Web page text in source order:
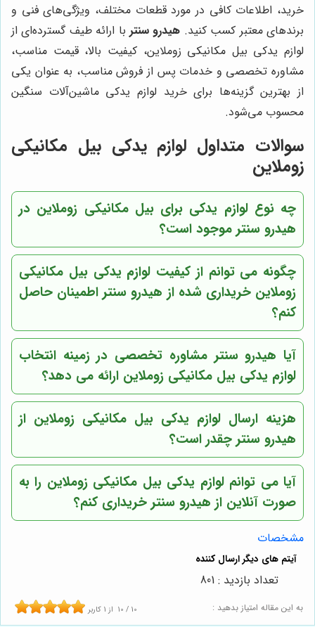
خرید، اطلاعات کافی در مورد قطعات مختلف، ویژگی‌های فنی و
برندهای معتبر کسب کنید. هیدرو سنتر با ارائه طیف گسترده‌ای از
لوازم یدکی بیل مکانیکی زوملاین، کیفیت بالا، قیمت مناسب،
مشاوره تخصصی و خدمات پس از فروش مناسب، به عنوان یکی
از بهترین گزینه‌ها برای خرید لوازم یدکی ماشین‌آلات سنگین
محسوب می‌شود.
سوالات متداول لوازم یدکی بیل مکانیکی
زوملاین
چه نوع لوازم یدکی برای بیل مکانیکی زوملاین در
هیدرو سنتر موجود است؟
چگونه می توانم از کیفیت لوازم یدکی بیل مکانیکی
زوملاین خریداری شده از هیدرو سنتر اطمینان حاصل
کنم؟
آیا هیدرو سنتر مشاوره تخصصی در زمینه انتخاب
لوازم یدکی بیل مکانیکی زوملاین ارائه می دهد؟
هزینه ارسال لوازم یدکی بیل مکانیکی زوملاین از
هیدرو سنتر چقدر است؟
آیا می توانم لوازم یدکی بیل مکانیکی زوملاین را به
صورت آنلاین از هیدرو سنتر خریداری کنم؟
مشخصات
به این مقاله امتیاز بدهید : 10 / 10 از 1 کاربر
تعداد بازدید : 801